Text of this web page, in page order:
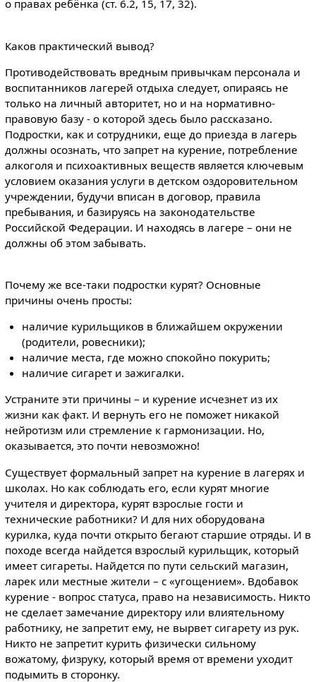
о правах ребёнка (ст. 6.2, 15, 17, 32).
Каков практический вывод?
Противодействовать вредным привычкам персонала и
воспитанников лагерей отдыха следует, опираясь не
только на личный авторитет, но и на нормативно-
правовую базу - о которой здесь было рассказано.
Подростки, как и сотрудники, еще до приезда в лагерь
должны осознать, что запрет на курение, потребление
алкоголя и психоактивных веществ является ключевым
условием оказания услуги в детском оздоровительном
учреждении, будучи вписан в договор, правила
пребывания, и базируясь на законодательстве
Российской Федерации. И находясь в лагере – они не
должны об этом забывать.
Почему же все-таки подростки курят? Основные
причины очень просты:
наличие курильщиков в ближайшем окружении
(родители, ровесники);
наличие места, где можно спокойно покурить;
наличие сигарет и зажигалки.
Устраните эти причины – и курение исчезнет из их
жизни как факт. И вернуть его не поможет никакой
нейротизм или стремление к гармонизации. Но,
оказывается, это почти невозможно!
Существует формальный запрет на курение в лагерях и
школах. Но как соблюдать его, если курят многие
учителя и директора, курят взрослые гости и
технические работники? И для них оборудована
курилка, куда почти открыто бегают старшие отряды. И в
походе всегда найдется взрослый курильщик, который
имеет сигареты. Найдется по пути сельский магазин,
ларек или местные жители – с «угощением». Вдобавок
курение - вопрос статуса, право на независимость. Никто
не сделает замечание директору или влиятельному
работнику, не запретит ему, не вырвет сигарету из рук.
Никто не запретит курить физически сильному
вожатому, физруку, который время от времени уходит
подымить в сторонку.